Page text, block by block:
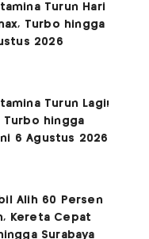
Turun Hari
Turbo hingga
2026
Turun Lagi!
Turbo hingga
6 Agustus 2026
Alih 60 Persen
Kereta Cepat
Surabaya